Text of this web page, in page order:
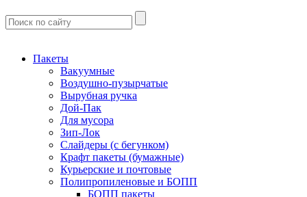
Пакеты
Вакуумные
Воздушно-пузырчатые
Вырубная ручка
Дой-Пак
Для мусора
Зип-Лок
Слайдеры (с бегунком)
Крафт пакеты (бумажные)
Курьерские и почтовые
Полипропиленовые и БОПП
БОПП пакеты